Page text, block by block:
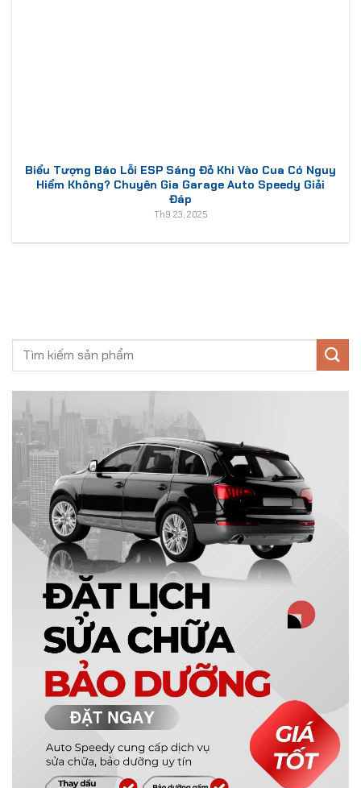
Biểu Tượng Báo Lỗi ESP Sáng Đỏ Khi Vào Cua Có Nguy
Hiểm Không? Chuyên Gia Garage Auto Speedy Giải
Đáp
Th9 23, 2025